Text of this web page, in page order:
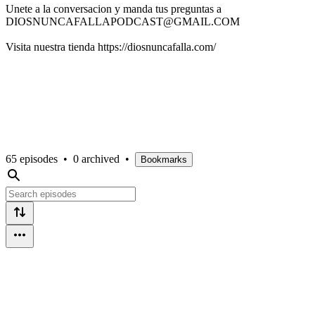
Unete a la conversacion y manda tus preguntas a
DIOSNUNCAFALLAPODCAST@GMAIL.COM
Visita nuestra tienda https://diosnuncafalla.com/
65 episodes • 0 archived • Bookmarks